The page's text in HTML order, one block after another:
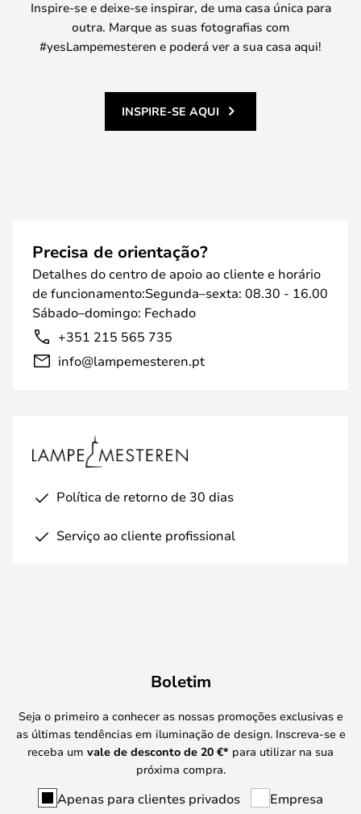
Inspire-se e deixe-se inspirar, de uma casa única para
outra. Marque as suas fotografias com
#yesLampemesteren e poderá ver a sua casa aqui!
INSPIRE-SE AQUI
Precisa de orientação?
Detalhes do centro de apoio ao cliente e horário
de funcionamento:Segunda–sexta: 08.30 - 16.00
Sábado–domingo: Fechado
+351 215 565 735
info@lampemesteren.pt
Política de retorno de 30 dias
Serviço ao cliente profissional
Boletim
Seja o primeiro a conhecer as nossas promoções exclusivas e
as últimas tendências em iluminação de design. Inscreva-se e
receba um vale de desconto de 20 €* para utilizar na sua
próxima compra.
Apenas para clientes privados Empresa